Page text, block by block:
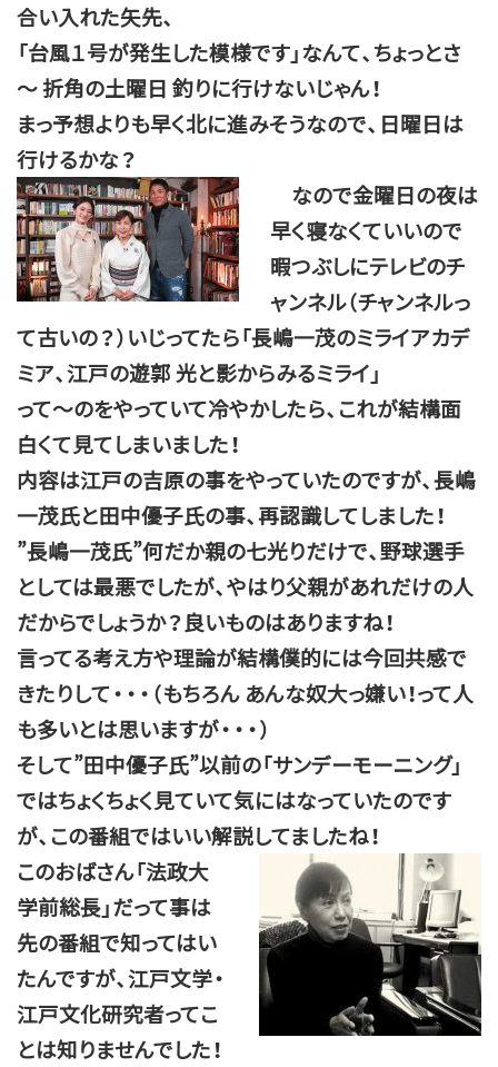
合い入れた矢先、
「台風１号が発生した模様です」なんて、ちょっとさ
～ 折角の土曜日 釣りに行けないじゃん！
まっ予想よりも早く北に進みそうなので、日曜日は
行けるかな？
なので金曜日の夜は
早く寝なくていいので
暇つぶしにテレビのチ
ャンネル（チャンネルっ
て古いの？）いじってたら「長嶋一茂のミライアカデ
ミア、江戸の遊郭 光と影からみるミライ」
って～のをやっていて冷やかしたら、これが結構面
白くて見てしまいました！
内容は江戸の吉原の事をやっていたのですが、長嶋
一茂氏と田中優子氏の事、再認識してしました！
”長嶋一茂氏”何だか親の七光りだけで、野球選手
としては最悪でしたが、やはり父親があれだけの人
だからでしょうか？良いものはありますね！
言ってる考え方や理論が結構僕的には今回共感で
きたりして・・・（もちろん あんな奴大っ嫌い！って人
も多いとは思いますが・・・）
そして”田中優子氏”以前の「サンデーモーニング」
ではちょくちょく見ていて気にはなっていたのです
が、この番組ではいい解説してましたね！
このおばさん「法政大
学前総長」だって事は
先の番組で知ってはい
たんですが、江戸文学・
江戸文化研究者ってこ
とは知りませんでした！